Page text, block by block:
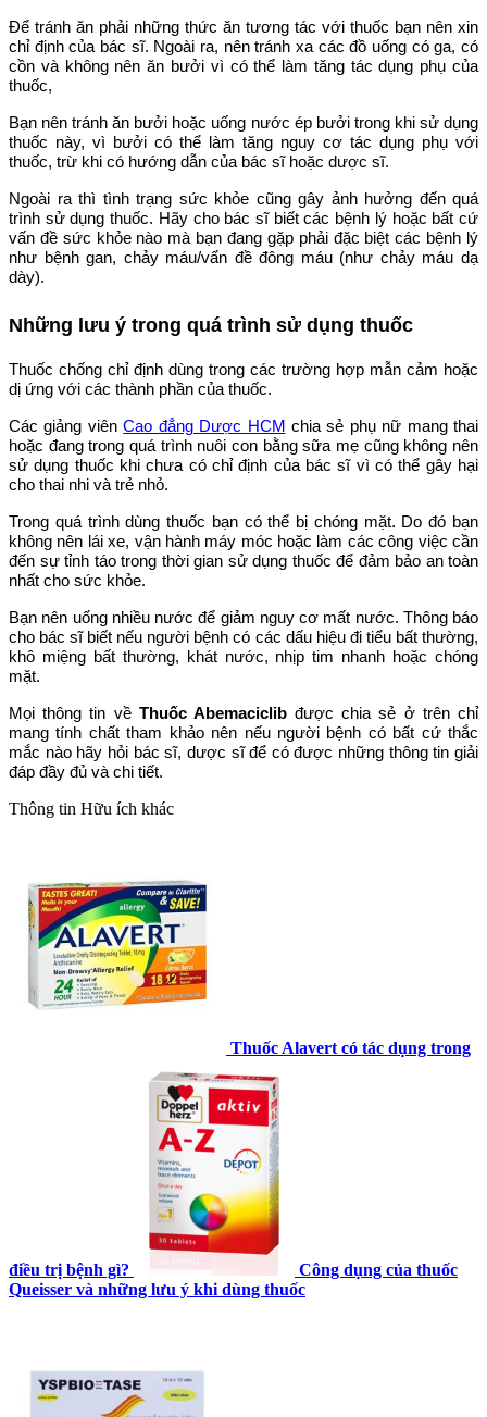
Để tránh ăn phải những thức ăn tương tác với thuốc bạn nên xin
chỉ định của bác sĩ. Ngoài ra, nên tránh xa các đồ uống có ga, có
cồn và không nên ăn bưởi vì có thể làm tăng tác dụng phụ của
thuốc,
Bạn nên tránh ăn bưởi hoặc uống nước ép bưởi trong khi sử dụng
thuốc này, vì bưởi có thể làm tăng nguy cơ tác dụng phụ với
thuốc, trừ khi có hướng dẫn của bác sĩ hoặc dược sĩ.
Ngoài ra thì tình trạng sức khỏe cũng gây ảnh hưởng đến quá
trình sử dụng thuốc. Hãy cho bác sĩ biết các bệnh lý hoặc bất cứ
vấn đề sức khỏe nào mà bạn đang gặp phải đặc biệt các bệnh lý
như bệnh gan, chảy máu/vấn đề đông máu (như chảy máu dạ
dày).
Những lưu ý trong quá trình sử dụng thuốc
Thuốc chống chỉ định dùng trong các trường hợp mẫn cảm hoặc
dị ứng với các thành phần của thuốc.
Các giảng viênCao đẳng Dược HCM chia sẻ phụ nữ mang thai
hoặc đang trong quá trình nuôi con bằng sữa mẹ cũng không nên
sử dụng thuốc khi chưa có chỉ định của bác sĩ vì có thể gây hại
cho thai nhi và trẻ nhỏ.
Trong quá trình dùng thuốc bạn có thể bị chóng mặt. Do đó bạn
không nên lái xe, vận hành máy móc hoặc làm các công việc cần
đến sự tỉnh táo trong thời gian sử dụng thuốc để đảm bảo an toàn
nhất cho sức khỏe.
Bạn nên uống nhiều nước để giảm nguy cơ mất nước. Thông báo
cho bác sĩ biết nếu người bệnh có các dấu hiệu đi tiểu bất thường,
khô miệng bất thường, khát nước, nhịp tim nhanh hoặc chóng
mặt.
Mọi thông tin về Thuốc Abemaciclibđược chia sẻ ở trên chỉ
mang tính chất tham khảo nên nếu người bệnh có bất cứ thắc
mắc nào hãy hỏi bác sĩ, dược sĩ để có được những thông tin giải
đáp đầy đủ và chi tiết.
Thông tin Hữu ích khác
Thuốc Alavert có tác dụng trong
điều trị bệnh gì?
Công dụng của thuốc
Queisser và những lưu ý khi dùng thuốc